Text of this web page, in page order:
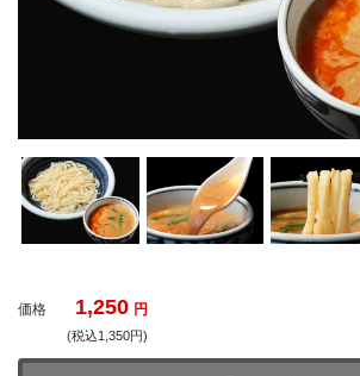
価格 1,250 円
(税込1,350円)